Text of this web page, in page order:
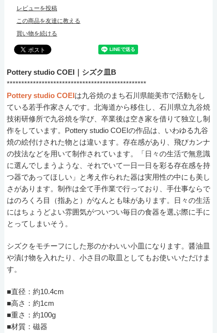
レビューを投稿
この商品を友達に教える
買い物を続ける
Pottery studio COEI｜シズク皿B
************************************************
Pottery studio COEIは九谷焼のまち石川県能美市で活動をし
ている若手作家さんです。北海道から移住し、石川県立九谷焼
技術研修所で九谷焼を学び、卒業後は空き家を借りて独立し制
作をしています。Pottery studio COEIの作品は、いわゆる九谷
焼の絵付けされた物とは違います。存在感があり、飛びカンナ
の技法などを用いて制作されています。「日々の生活で無意識
に選んでしまうような、それでいて一日一日を彩る存在感を持
つ器であってほしい」と考え作られた器は実用性の中にも美し
さがあります。制作は全て手作業で行っており、手仕事ならで
はのろくろ目（指あと）がなんとも味があります。日々の生活
にはちょうどよい雰囲気がついつい毎日の食器を選ぶ際に手に
とってしまいそう。
シズクをモチーフにした形のかわいい小皿になります。醤油皿
や漬け物を入れたり、小さ目の取皿としてもお使いいただけま
す。
■直径：約10.4cm
■高さ：約1cm
■重さ：約100g
■材質：磁器